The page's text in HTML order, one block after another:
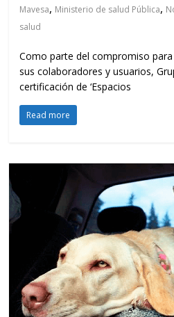
Mavesa, Ministerio de salud Pública,
salud
Como parte del compromiso
sus colaboradores y usuarios,
certificación de ‘Espacios
Read more